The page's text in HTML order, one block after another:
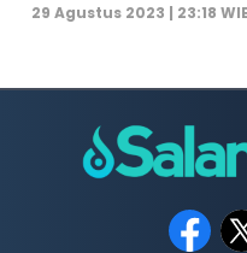
29 Agustus 2023 | 23:18